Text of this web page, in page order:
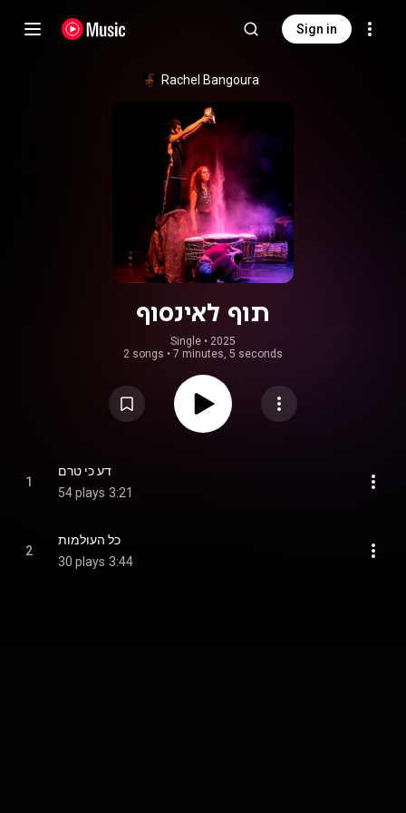
Sign in
Rachel Bangoura
תוף לאינסוף
Single • 2025
2 songs • 7 minutes, 5 seconds
1
דע כי טרם
54 plays 3:21
2
כל העולמות
30 plays 3:44